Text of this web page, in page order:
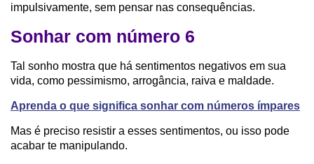
impulsivamente, sem pensar nas consequências.
Sonhar com número 6
Tal sonho mostra que há sentimentos negativos em sua
vida, como pessimismo, arrogância, raiva e maldade.
Aprenda o que significa sonhar com números ímpares
Mas é preciso resistir a esses sentimentos, ou isso pode
acabar te manipulando.